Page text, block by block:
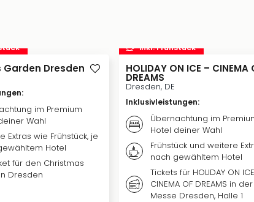
Dresden
:
im Premium
Wahl
Extras wie Frühstück, je
Hotel
für den Christmas
Dresden
inkl. Frühstück
HOLIDAY ON ICE – CINEMA
DREAMS
Dresden, DE
Inklusivleistungen:
Übernachtung im
Hotel deiner Wahl
Frühstück und weitere
nach gewähltem Hotel
Tickets für HOLIDAY ON
CINEMA OF DREAMS in der
Messe Dresden, Halle 1